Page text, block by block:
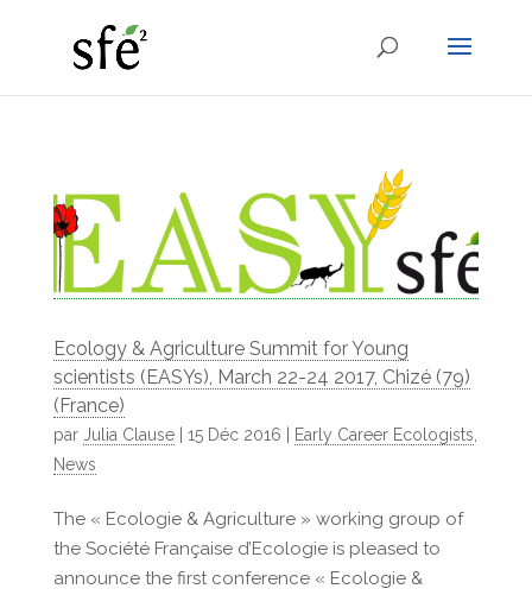
Ecology & Agriculture Summit for Young
scientists (EASYs), March 22-24 2017, Chizé (79)
(France)
par Julia Clause| 15 Déc 2016 Early Career Ecologists
News
The « Ecologie & Agriculture » working group of
the Société Française d’Ecologie is pleased to
announce the first conference « Ecologie &